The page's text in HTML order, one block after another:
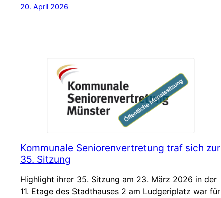
20. April 2026
Kommunale Seniorenvertretung traf sich zur
35. Sitzung
Highlight ihrer 35. Sitzung am 23. März 2026 in der
11. Etage des Stadthauses 2 am Ludgeriplatz war für